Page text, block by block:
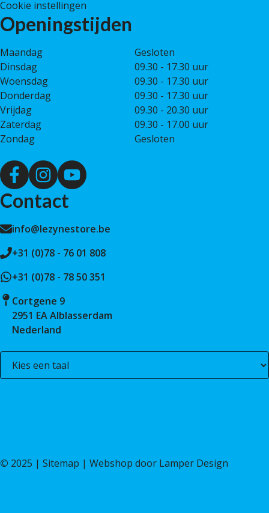
Cookie instellingen
Openingstijden
Maandag
Gesloten
Dinsdag
09.30 - 17.30 uur
Woensdag
09.30 - 17.30 uur
Donderdag
09.30 - 17.30 uur
Vrijdag
09.30 - 20.30 uur
Zaterdag
09.30 - 17.00 uur
Zondag
Gesloten
Contact
info@lezynestore.be
+31 (0)78 - 76 01 808
+31 (0)78 - 78 50 351
Cortgene 9
2951 EA Alblasserdam
Nederland
© 2025 | Sitemap | Webshop door Lamper Design